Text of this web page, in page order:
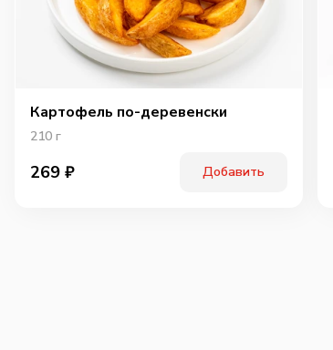
Картофель по-деревенски
210 г
269 ₽ Добавить